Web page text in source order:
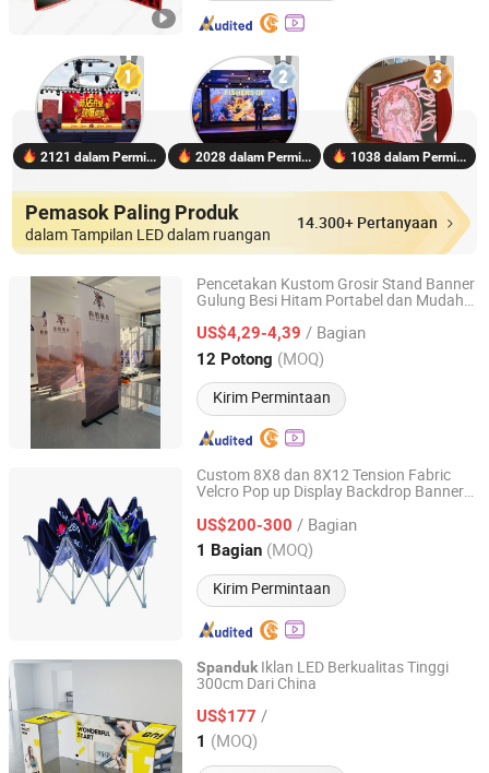
2121 dalam Permintaan 2028 dalam Permintaan 1038 dalam Permintaan
Pemasok Paling Produk
dalam Tampilan LED dalam ruangan
14.300+ Pertanyaan
Pencetakan Kustom Grosir Stand Banner
Gulung Besi Hitam Portabel dan Mudah
US$4,29-4,39 / Bagian
12 Potong (MOQ)
Kirim Permintaan
Tianjin Jinghai Weiheng Exhibition Equipment Factory
Tianjin, China Harga mulai 2025
Custom 8X8 dan 8X12 Tension Fabric
Velcro Pop up Display Backdrop Banner
US$200-300 / Bagian
1 Bagian (MOQ)
Kirim Permintaan
Shanghai Yoursign Advertising Material Co., Ltd.
Shanghai, China Harga mulai 2024
Spanduk Iklan LED Berkualitas Tinggi
300cm Dari China
US$177 /
1 (MOQ)
Shenzhen Tianlang Advertising Media Co., Ltd.
Guangdong, China